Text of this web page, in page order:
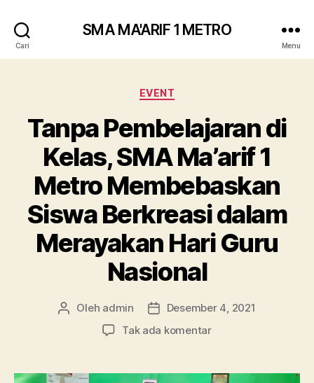
Cari
SMA MA'ARIF 1 METRO
Menu
Kategori
EVENT
Tanpa Pembelajaran di
Kelas, SMA Ma’arif 1
Metro Membebaskan
Siswa Berkreasi dalam
Merayakan Hari Guru
Nasional
Penulis
Oleh admin
Tanggal
artikel
Desember 4, 2021
Tak ada komentarpada
di